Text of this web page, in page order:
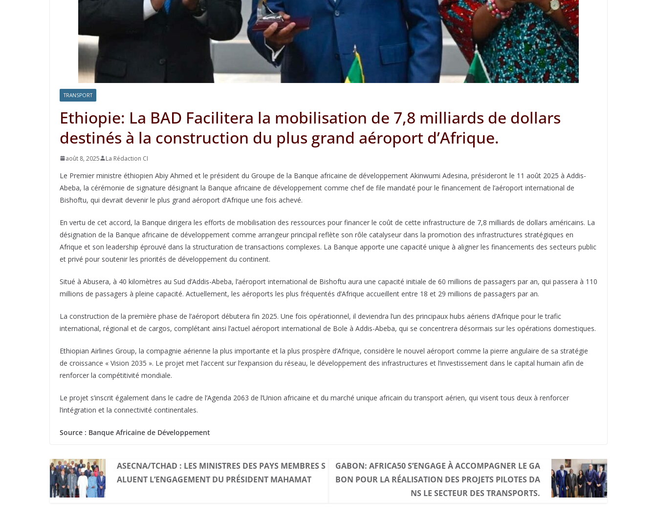
TRANSPORT
Ethiopie: La BAD Facilitera la mobilisation de 7,8 milliards de dollars
destinés à la construction du plus grand aéroport d’Afrique.
août 8, 2025 La Rédaction CI
Le Premier ministre éthiopien Abiy Ahmed et le président du Groupe de la Banque africaine de développement Akinwumi Adesina, présideront le 11 août 2025 à Addis-
Abeba, la cérémonie de signature désignant la Banque africaine de développement comme chef de file mandaté pour le financement de l’aéroport international de
Bishoftu, qui devrait devenir le plus grand aéroport d’Afrique une fois achevé.
En vertu de cet accord, la Banque dirigera les efforts de mobilisation des ressources pour financer le coût de cette infrastructure de 7,8 milliards de dollars américains. La
désignation de la Banque africaine de développement comme arrangeur principal reflète son rôle catalyseur dans la promotion des infrastructures stratégiques en
Afrique et son leadership éprouvé dans la structuration de transactions complexes. La Banque apporte une capacité unique à aligner les financements des secteurs public
et privé pour soutenir les priorités de développement du continent.
Situé à Abusera, à 40 kilomètres au Sud d’Addis-Abeba, l’aéroport international de Bishoftu aura une capacité initiale de 60 millions de passagers par an, qui passera à 110
millions de passagers à pleine capacité. Actuellement, les aéroports les plus fréquentés d’Afrique accueillent entre 18 et 29 millions de passagers par an.
La construction de la première phase de l’aéroport débutera fin 2025. Une fois opérationnel, il deviendra l’un des principaux hubs aériens d’Afrique pour le trafic
international, régional et de cargos, complétant ainsi l’actuel aéroport international de Bole à Addis-Abeba, qui se concentrera désormais sur les opérations domestiques.
Ethiopian Airlines Group, la compagnie aérienne la plus importante et la plus prospère d’Afrique, considère le nouvel aéroport comme la pierre angulaire de sa stratégie
de croissance « Vision 2035 ». Le projet met l’accent sur l’expansion du réseau, le développement des infrastructures et l’investissement dans le capital humain afin de
renforcer la compétitivité mondiale.
Le projet s’inscrit également dans le cadre de l’Agenda 2063 de l’Union africaine et du marché unique africain du transport aérien, qui visent tous deux à renforcer
l’intégration et la connectivité continentales.
Source : Banque Africaine de Développement
ASECNA/TCHAD : LES MINISTRES DES PAYS MEMBRES S
ALUENT L’ENGAGEMENT DU PRÉSIDENT MAHAMAT
GABON: AFRICA50 S’ENGAGE À ACCOMPAGNER LE GA
BON POUR LA RÉALISATION DES PROJETS PILOTES DA
NS LE SECTEUR DES TRANSPORTS.